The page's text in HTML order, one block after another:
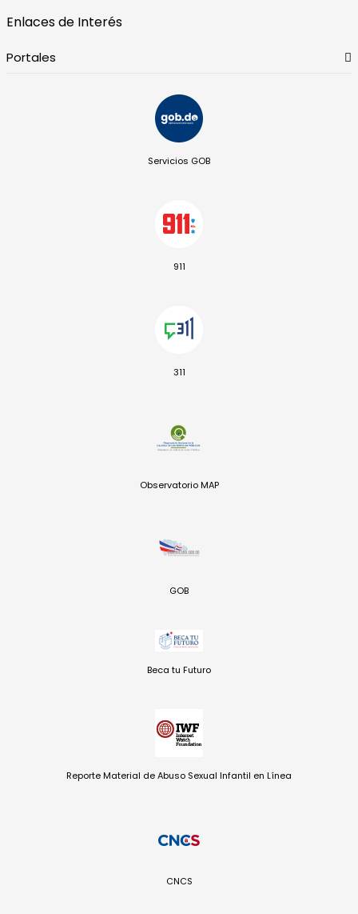
Enlaces de Interés
Portales
Servicios GOB
911
311
Observatorio MAP
GOB
Beca tu Futuro
Reporte Material de Abuso Sexual Infantil en Línea
CNCS